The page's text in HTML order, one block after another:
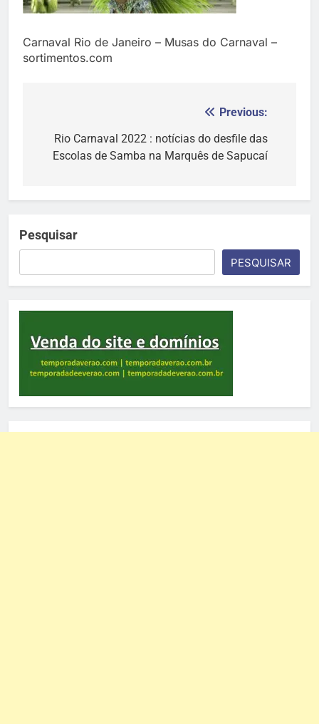
Carnaval Rio de Janeiro – Musas do Carnaval –
sortimentos.com
de
Previous:
Rio Carnaval 2022 : notícias do desfile das
Escolas de Samba na Marquês de Sapucaí
Pesquisar
PESQUISAR